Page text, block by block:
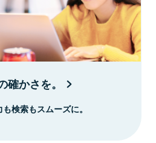
かさを。
検索もスムーズに。